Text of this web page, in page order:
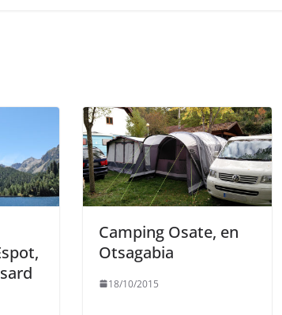
Camping Osate, en
Otsagabia
18/10/2015